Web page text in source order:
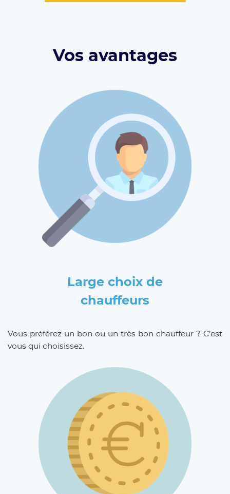
Vos avantages
Large choix de
chauffeurs
Vous préférez un bon ou un très bon chauffeur ? C’est
vous qui choisissez.